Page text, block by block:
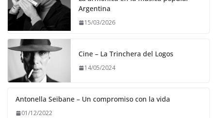
Argentina
15/03/2026
Cine – La Trinchera del Logos
14/05/2024
Antonella Seibane – Un compromiso con la vida
01/12/2022